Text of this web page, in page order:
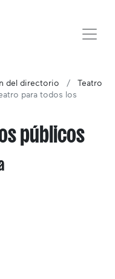
del directorio
Teatro
para todos los
públicos